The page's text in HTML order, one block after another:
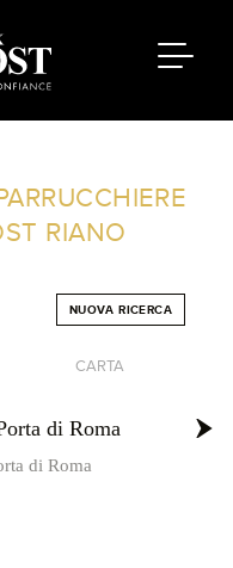
RIANO
NUOVA RICERCA
CARTA
+
di Roma
di Roma